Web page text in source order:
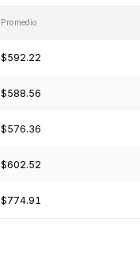
Promedio
$592.22
$588.56
$576.36
$602.52
$774.91